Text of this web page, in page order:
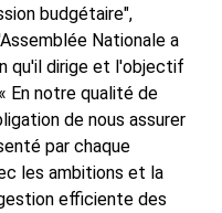
budgétaire",
Nationale a
qu'il dirige et l'objectif
En notre qualité de
de nous assurer
par chaque
les ambitions et la
efficiente des